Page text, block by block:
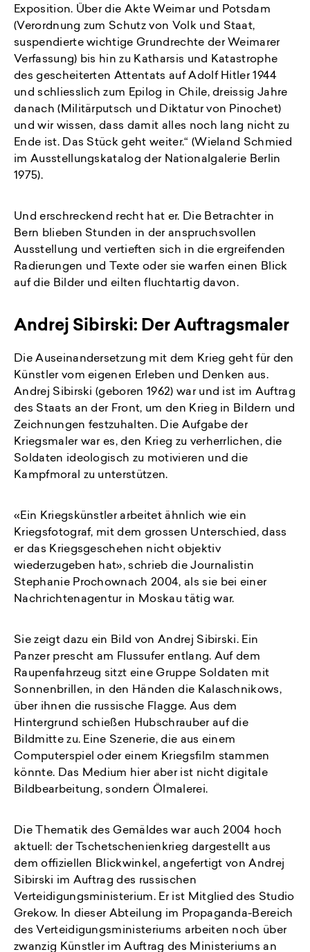
Exposition. Über die Akte Weimar und Potsdam
(Verordnung zum Schutz von Volk und Staat,
suspendierte wichtige Grundrechte der Weimarer
Verfassung) bis hin zu Katharsis und Katastrophe
des gescheiterten Attentats auf Adolf Hitler 1944
und schliesslich zum Epilog in Chile, dreissig Jahre
danach (Militärputsch und Diktatur von Pinochet)
und wir wissen, dass damit alles noch lang nicht zu
Ende ist. Das Stück geht weiter.“ (Wieland Schmied
im Ausstellungskatalog der Nationalgalerie Berlin
1975).
Und erschreckend recht hat er. Die Betrachter in
Bern blieben Stunden in der anspruchsvollen
Ausstellung und vertieften sich in die ergreifenden
Radierungen und Texte oder sie warfen einen Blick
auf die Bilder und eilten fluchtartig davon.
Andrej Sibirski: Der Auftragsmaler
Die Auseinandersetzung mit dem Krieg geht für den
Künstler vom eigenen Erleben und Denken aus.
Andrej Sibirski (geboren 1962) war und ist im Auftrag
des Staats an der Front, um den Krieg in Bildern und
Zeichnungen festzuhalten. Die Aufgabe der
Kriegsmaler war es, den Krieg zu verherrlichen, die
Soldaten ideologisch zu motivieren und die
Kampfmoral zu unterstützen.
«Ein Kriegskünstler arbeitet ähnlich wie ein
Kriegsfotograf, mit dem grossen Unterschied, dass
er das Kriegsgeschehen nicht objektiv
wiederzugeben hat», schrieb die Journalistin
Stephanie Prochownach 2004, als sie bei einer
Nachrichtenagentur in Moskau tätig war.
Sie zeigt dazu ein Bild von Andrej Sibirski. Ein
Panzer prescht am Flussufer entlang. Auf dem
Raupenfahrzeug sitzt eine Gruppe Soldaten mit
Sonnenbrillen, in den Händen die Kalaschnikows,
über ihnen die russische Flagge. Aus dem
Hintergrund schießen Hubschrauber auf die
Bildmitte zu. Eine Szenerie, die aus einem
Computerspiel oder einem Kriegsfilm stammen
könnte. Das Medium hier aber ist nicht digitale
Bildbearbeitung, sondern Ölmalerei.
Die Thematik des Gemäldes war auch 2004 hoch
aktuell: der Tschetschenienkrieg dargestellt aus
dem offiziellen Blickwinkel, angefertigt von Andrej
Sibirski im Auftrag des russischen
Verteidigungsministerium. Er ist Mitglied des Studio
Grekow. In dieser Abteilung im Propaganda-Bereich
des Verteidigungsministeriums arbeiten noch über
zwanzig Künstler im Auftrag des Ministeriums an